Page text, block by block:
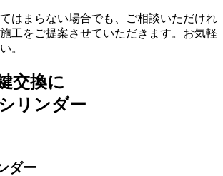
てはまらない場合でも、ご相談いただけれ
工をご提案させていただきます。お気軽
。
交換に
リンダー
ダー